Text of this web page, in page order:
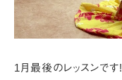
1月最後のレッスンです!